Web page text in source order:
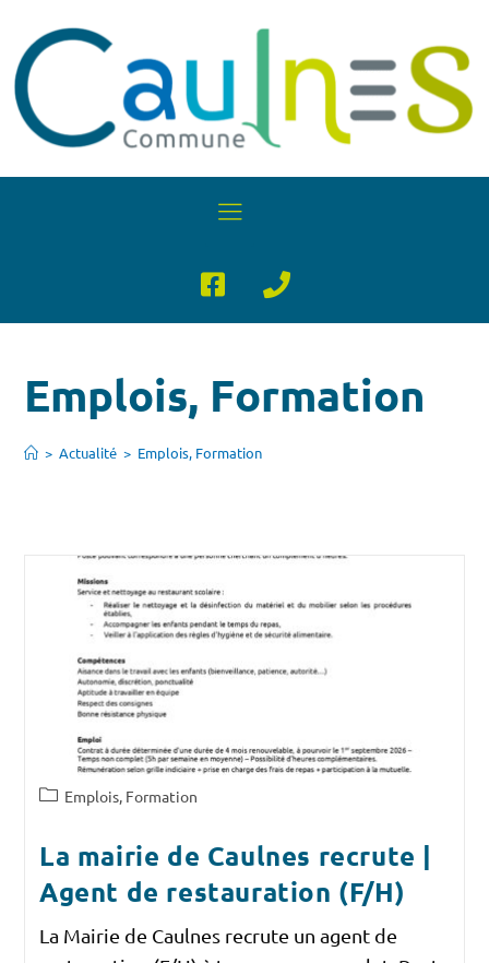
Emplois, Formation
> Actualité > Emplois, Formation
Emplois, Formation
La mairie de Caulnes recrute |
Agent de restauration (F/H)
La Mairie de Caulnes recrute un agent de